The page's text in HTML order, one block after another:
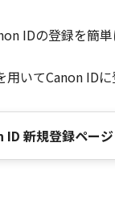
IDの登録を簡単
いてCanon IDに
ID 新規登録ページ